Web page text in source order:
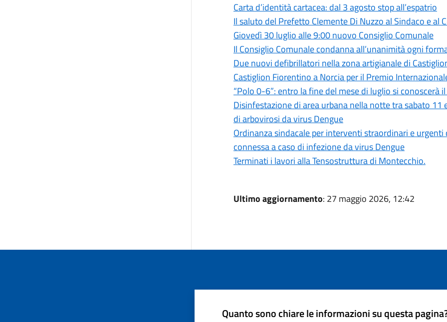
Carta d’identità cartacea: dal 3 agosto stop all’espatrio
Il saluto del Prefetto Clemente Di Nuzzo al Sindaco e al
Giovedì 30 luglio alle 9:00 nuovo Consiglio Comunale
Il Consiglio Comunale condanna all’unanimità ogni
Due nuovi defibrillatori nella zona artigianale di
Castiglion Fiorentino a Norcia per il Premio
“Polo 0-6”: entro la fine del mese di luglio si
Disinfestazione di area urbana nella notte tra sabato
di arbovirosi da virus Dengue
Ordinanza sindacale per interventi straordinari e
connessa a caso di infezione da virus Dengue
Terminati i lavori alla Tensostruttura di Montecchio.
Ultimo aggiornamento: 27 maggio 2026, 12:42
Quanto sono chiare le informazioni su questa